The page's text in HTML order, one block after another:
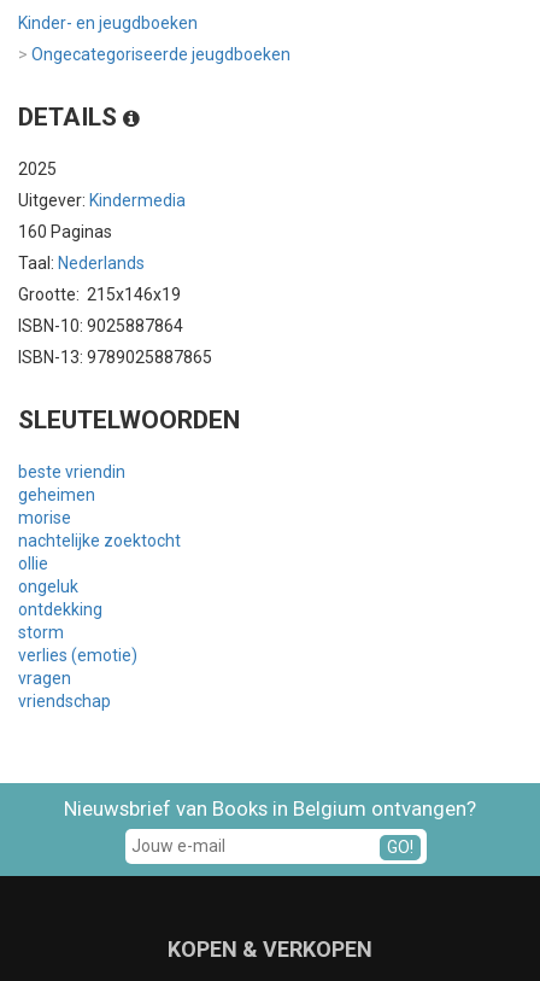
Kinder- en jeugdboeken
> Ongecategoriseerde jeugdboeken
DETAILS
2025
Uitgever: Kindermedia
160 Paginas
Taal: Nederlands
Grootte: 215x146x19
ISBN-10: 9025887864
ISBN-13: 9789025887865
SLEUTELWOORDEN
beste vriendin
geheimen
morise
nachtelijke zoektocht
ollie
ongeluk
ontdekking
storm
verlies (emotie)
vragen
vriendschap
Nieuwsbrief van Books in Belgium ontvangen?
GO!
KOPEN & VERKOPEN